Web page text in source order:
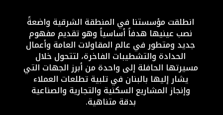
انطلقت مؤسستنا في المنطقة الشرقية واضعةً
نصب عينيها هدفاً أساسياً وهو تقديم مفهوم
جديد ومتطور في عالم المقاولات العامة وأعمال
الحدادة والتشطيبات الفاخرة، لتتحول خلال
مسيرتها الحافلة إلى واحدة من أبرز الجهات التي
يشار إليها بالبنان في تلبية تطلعات العملاء
وإنجاز المشاريع السكنية والتجارية والصناعية
بدقة متناهية.